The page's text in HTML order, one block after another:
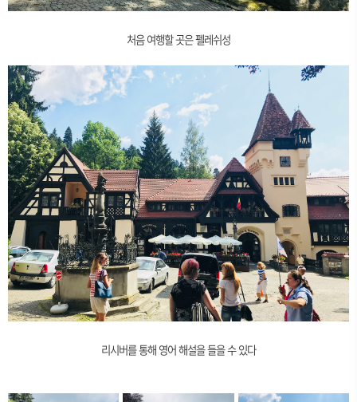
처음 여행할 곳은 펠레쉬성
리시버를 통해 영어 해설을 들을 수 있다